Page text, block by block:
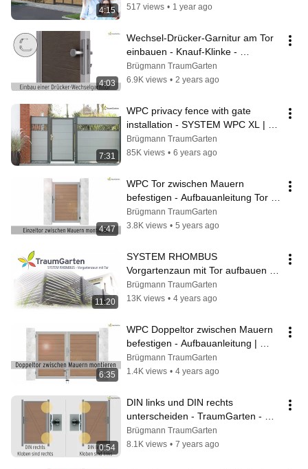
4:15
TraumGarten
517 views • 1 year ago
4:03
Wechsel-Drücker-Garnitur am Tor
einbauen - Knauf-Klinke -
Sichtschutz - Tor | TraumGarten
Brügmann TraumGarten
6.9K views • 2 years ago
7:31
WPC privacy fence with gate
installation - SYSTEM WPC XL |
TraumGarten
Brügmann TraumGarten
85K views • 6 years ago
4:47
WPC Tor zwischen Mauern
befestigen - Aufbauanleitung Tor |
TraumGarten
Brügmann TraumGarten
3.8K views • 5 years ago
11:20
SYSTEM RHOMBUS
Vorgartenzaun mit Tor aufbauen |
TraumGarten
Brügmann TraumGarten
13K views • 4 years ago
6:35
WPC Doppeltor zwischen Mauern
befestigen - Aufbauanleitung |
TraumGarten
Brügmann TraumGarten
1.4K views • 4 years ago
0:54
DIN links und DIN rechts
unterscheiden - TraumGarten -
Sichtschutz - Tore
Brügmann TraumGarten
8.1K views • 7 years ago